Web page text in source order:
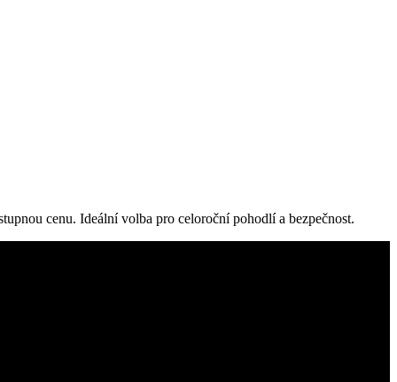
cenu. Ideální volba pro celoroční pohodlí a bezpečnost.